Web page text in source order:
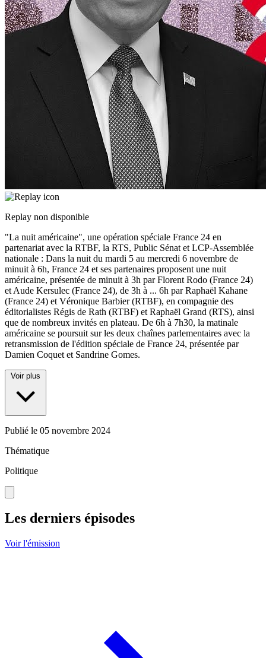
Replay non disponible
"La nuit américaine", une opération spéciale France 24 en
partenariat avec la RTBF, la RTS, Public Sénat et LCP-Assemblée
nationale : Dans la nuit du mardi 5 au mercredi 6 novembre de
minuit à 6h, France 24 et ses partenaires proposent une nuit
américaine, présentée de minuit à 3h par Florent Rodo (France 24)
et Aude Kersulec (France 24), de 3h à ... 6h par Raphaël Kahane
(France 24) et Véronique Barbier (RTBF), en compagnie des
éditorialistes Régis de Rath (RTBF) et Raphaël Grand (RTS), ainsi
que de nombreux invités en plateau. De 6h à 7h30, la matinale
américaine se poursuit sur les deux chaînes parlementaires avec la
retransmission de l'édition spéciale de France 24, présentée par
Damien Coquet et Sandrine Gomes.
Voir plus
Publié le 05 novembre 2024
Thématique
Politique
Les derniers épisodes
Voir l'émission